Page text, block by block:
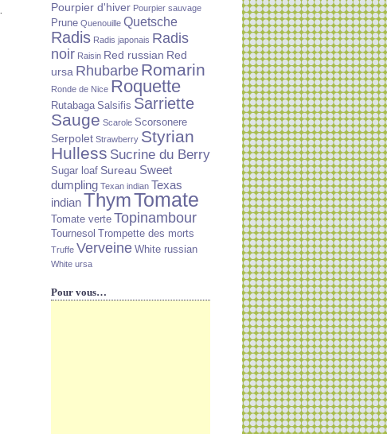
Pourpier d'hiver Pourpier sauvage
Prune Quenouille Quetsche
Radis Radis japonais Radis
noir Raisin Red russian Red
ursa Rhubarbe Romarin
Ronde de Nice Roquette
Rutabaga Salsifis Sarriette
Sauge Scarole Scorsonere
Serpolet Strawberry Styrian
Hulless Sucrine du Berry
Sugar loaf Sureau Sweet
dumpling Texan indian Texas
indianThymTomate
Tomate verte Topinambour
Tournesol Trompette des morts
Truffe Verveine White russian
White ursa
Pour vous…